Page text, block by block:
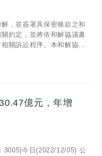
，並簽署具保密條款之和
約定，並將依和解協議書
關訴訟程序。本和解協...
億元，年增
3005)今日(2022/12/05) 公